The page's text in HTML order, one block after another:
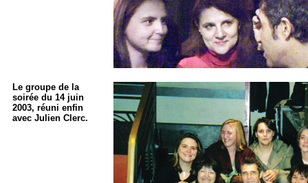
Le groupe de la
soirée du 14 juin
2003, réuni enfin
avec Julien Clerc.